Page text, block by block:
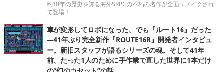
約30年の歴史を誇る海外SRPGの不朽の名作が全面リメイクされ
て登場！
車が変形してロボになった、でも『ルート16』だった
―41年ぶり完全新作『ROUTE16R』開発者インタビュ
ー。新旧スタッフが語るシリーズの魂。そして41年
前、たった1人のために手作業で直した世界に1本だけ
の“幻のカセット”の話